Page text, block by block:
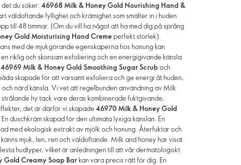
du söker: 46968 Milk & Honey Gold Nourishing Hand &
väldoftande fyllighet och krämighet som smälter in i huden
till 48 timmar. (Om du vill ha något att ha med dig på språng
Gold Moisturising Hand Creme perfekt storlek).
med de mjukgörande egenskaperna hos honung kan
riklig och skonsam exfoliering och en energigivande känsla
46969 Milk & Honey Gold Smoothing Sugar Scrub och
skapade för att varsamt exfoliera och ge energi åt huden,
och närd känsla. Vi vet att regelbunden användning av Milk
hy tack vare deras kombinerade fuktgivande,
det är därför vi skapade46970 Milk & Honey Gold
En duschkräm skapad för den ultimata lyxiga känslan. En
med ekologisk extrakt av mjölk och honung. Återfuktar och
mjuk, len, ren och väldoftande. Milk and honey har visat
hudtyper, vilket är anledningen till att vår dermatologiskt
Gold Creamy Soap Bar kan vara precis rätt för dig. En